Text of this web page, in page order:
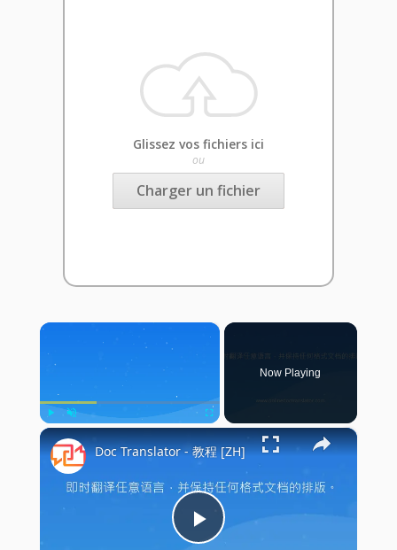
Glissez vos fichiers ici
ou
Charger un fichier
×
Play Unmute Fullscreen
Now Playing
×
Doc Translator - 教程 [ZH]